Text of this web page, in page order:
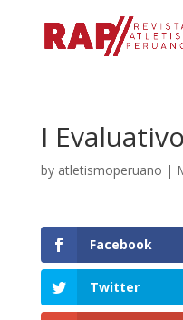
I
by atletismoperuano |
Facebook
Twitter